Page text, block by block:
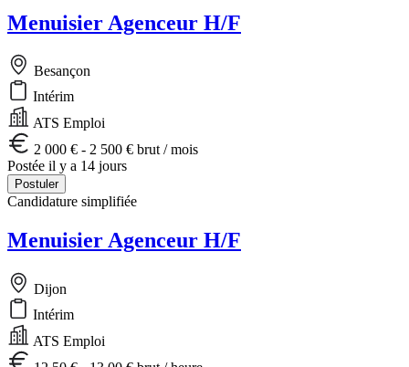
Menuisier Agenceur H/F
Besançon
Intérim
ATS Emploi
2 000 € - 2 500 € brut / mois
Postée il y a 14 jours
Postuler
Candidature simplifiée
Menuisier Agenceur H/F
Dijon
Intérim
ATS Emploi